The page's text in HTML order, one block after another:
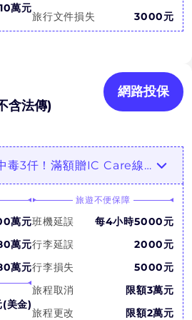
10萬元
旅行文件損失
3000元
含法傳)
網路投保
班機改降5仟、食物中毒3仟！滿額贈IC Care線上醫療諮詢
萬元
萬元
萬元
(美金)
旅遊不便保障
班機延誤
每4小時5000元
行李延誤
2000元
行李損失
5000元
旅程取消
限額3萬元
旅程更改
限額2萬元